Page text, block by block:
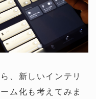
、新しいインテリ
ム化も考えてみま